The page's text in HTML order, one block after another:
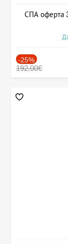
СПА оферта
-25%
192.00€